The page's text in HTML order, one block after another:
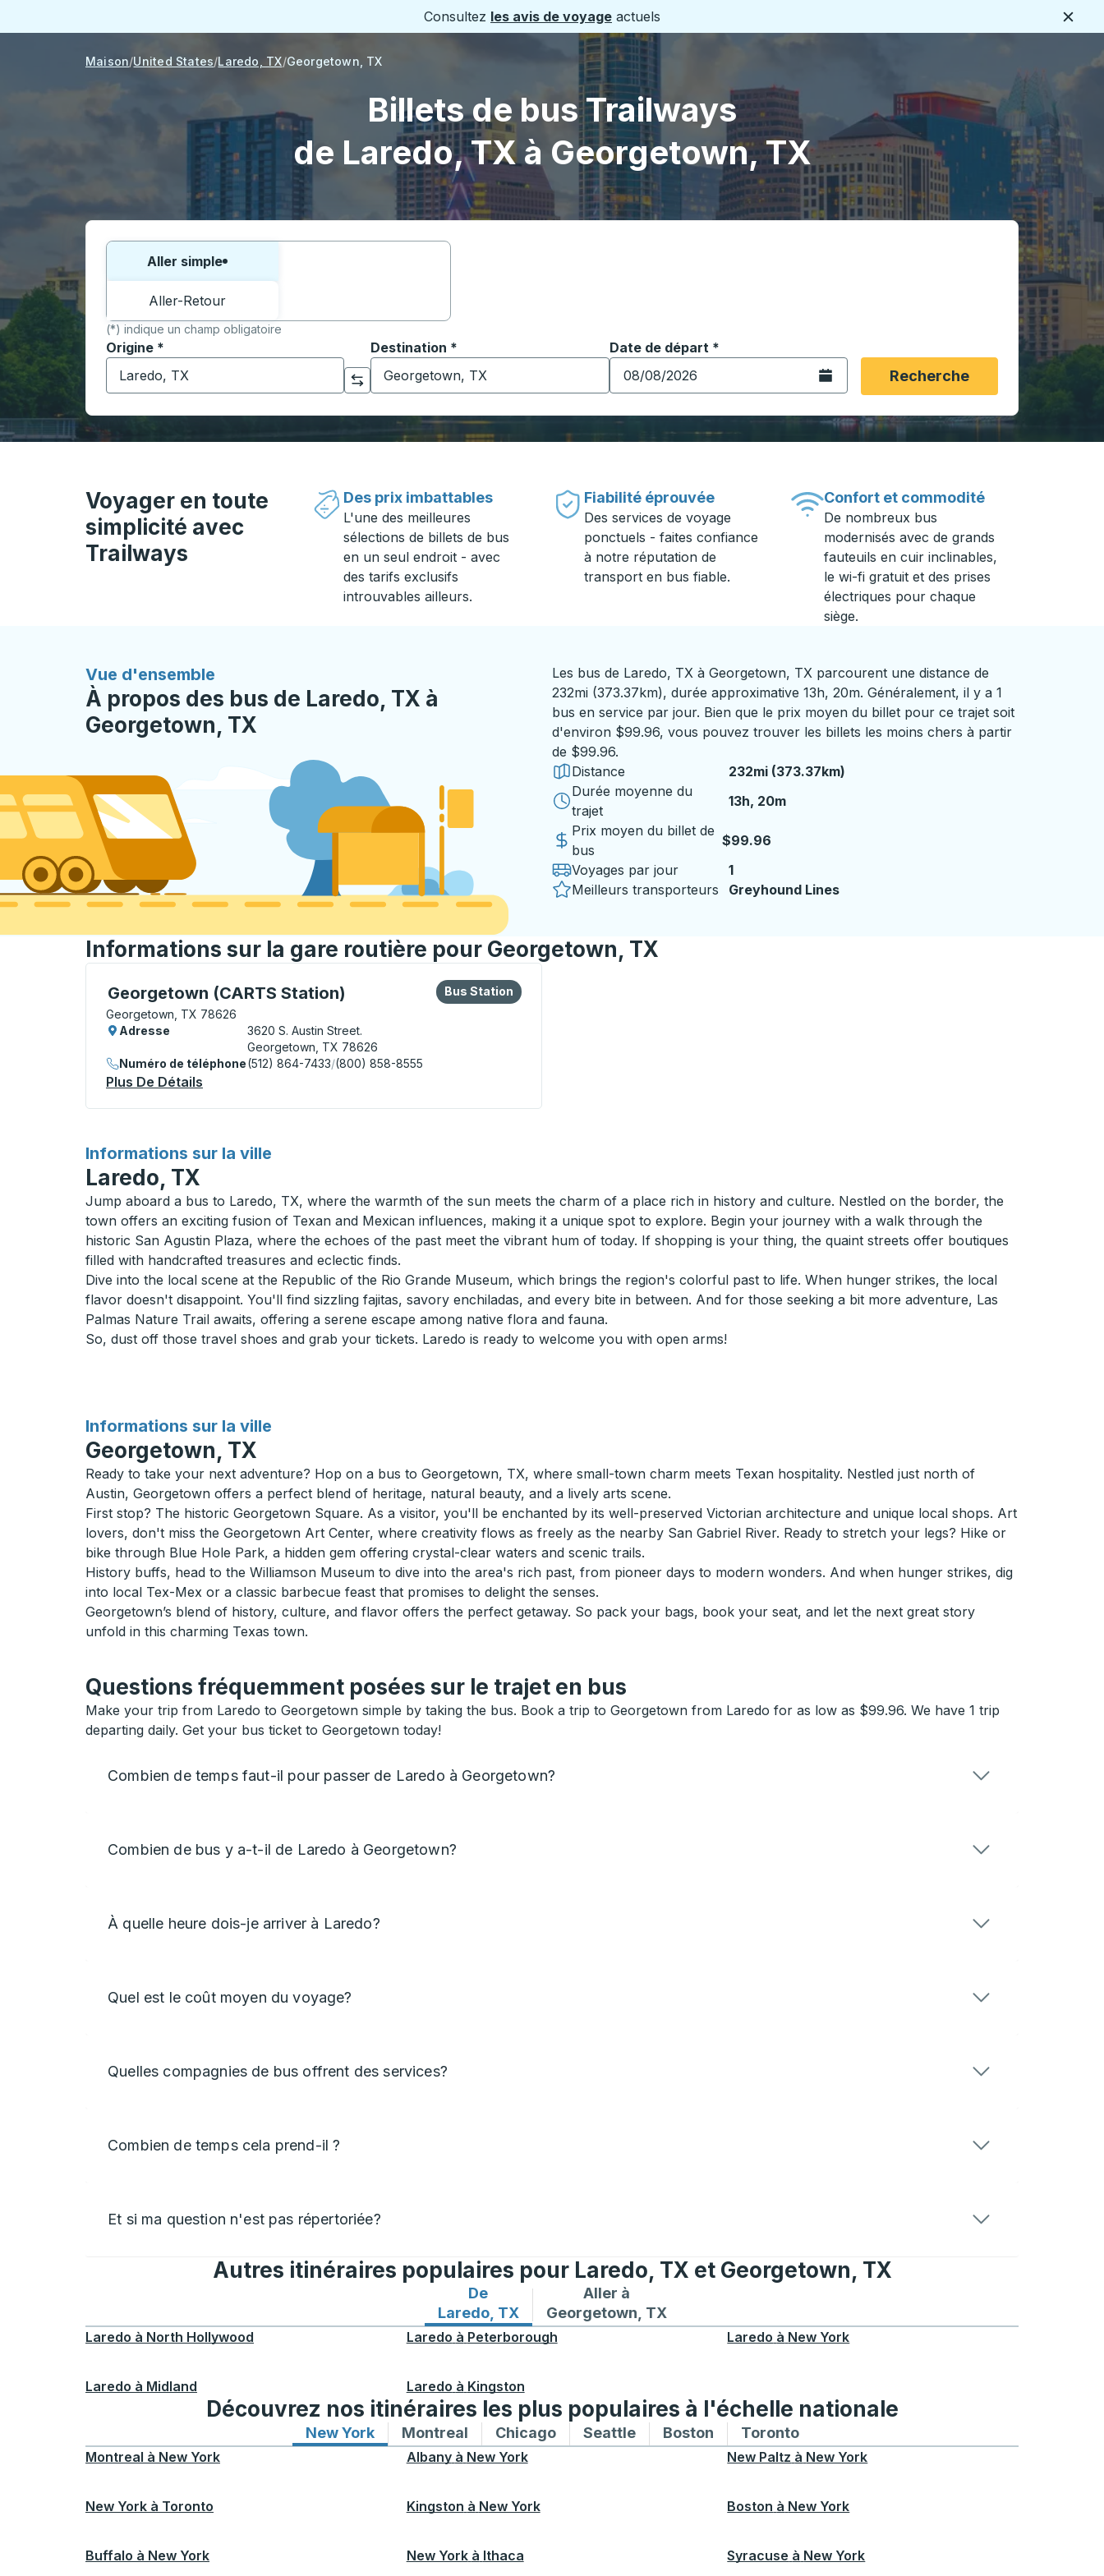
Consultez les avis de voyage actuels
Maison United States Laredo, TX Georgetown, TX
Billets de bus Trailways
de Laredo, TX à Georgetown, TX
Choisissez un sens ou un aller-retour:
Aller simple
Aller-Retour
(*) indique un champ obligatoire
Origine *
Commencez à saisir la ville d'origine pour ouvrir les options de localisation, puis utilisez les touches fléchées pour accéder à la ville d'origine souhaitée, puis
Cliquez pour changer vos sélections d'origine et de destination
Destination *
Commencez à saisir la ville de destination pour ouvrir les options de localisation, puis utilisez les touches fléchées
Date de départ *
Tapez la date au format date Barre oblique du mois à 2 chiffres Barre
Ouvrez le calendrier.Recherche
Voyager en toute
simplicité avec
Trailways
Des prix imbattables
L'une des meilleures
sélections de billets de bus
en un seul endroit - avec
des tarifs exclusifs
introuvables ailleurs.
Fiabilité éprouvée
Des services de voyage
ponctuels - faites confiance
à notre réputation de
transport en bus fiable.
Confort et commodité
De nombreux bus
modernisés avec de grands
fauteuils en cuir inclinables,
le wi-fi gratuit et des prises
électriques pour chaque
siège.
Vue d'ensemble
À propos des bus de Laredo, TX à
Georgetown, TX
Les bus de Laredo, TX à Georgetown, TX parcourent une distance de
232mi (373.37km), durée approximative 13h, 20m. Généralement, il y a 1
bus en service par jour. Bien que le prix moyen du billet pour ce trajet soit
d'environ $99.96, vous pouvez trouver les billets les moins chers à partir
de $99.96.
Distance
232mi (373.37km)
Durée moyenne du
trajet
13 heures 20 minutes
13h, 20m
Prix moyen du billet de
bus
$99.96
Voyages par jour
1
Meilleurs transporteurs
Greyhound Lines
Informations sur la gare routière pour Georgetown, TX
Georgetown (CARTS Station)
Bus Station, utilisez les touches fléchées ou la touche Tab pour en savoir plus sur cette gare routière
Georgetown, TX 78626
Bus Station
Bus Station
Adresse
3620 S. Austin Street.
Georgetown, TX 78626
Numéro de téléphone(512) 864-7433/(800) 858-8555
Plus De Détails
Informations sur la ville
pour
Laredo, TX
Jump aboard a bus to Laredo, TX, where the warmth of the sun meets the charm of a place rich in history and culture. Nestled on the border, the
town offers an exciting fusion of Texan and Mexican influences, making it a unique spot to explore. Begin your journey with a walk through the
historic San Agustin Plaza, where the echoes of the past meet the vibrant hum of today. If shopping is your thing, the quaint streets offer boutiques
filled with handcrafted treasures and eclectic finds.
Dive into the local scene at the Republic of the Rio Grande Museum, which brings the region's colorful past to life. When hunger strikes, the local
flavor doesn't disappoint. You'll find sizzling fajitas, savory enchiladas, and every bite in between. And for those seeking a bit more adventure, Las
Palmas Nature Trail awaits, offering a serene escape among native flora and fauna.
So, dust off those travel shoes and grab your tickets. Laredo is ready to welcome you with open arms!
Informations sur la ville
pour
Georgetown, TX
Ready to take your next adventure? Hop on a bus to Georgetown, TX, where small-town charm meets Texan hospitality. Nestled just north of
Austin, Georgetown offers a perfect blend of heritage, natural beauty, and a lively arts scene.
First stop? The historic Georgetown Square. As a visitor, you'll be enchanted by its well-preserved Victorian architecture and unique local shops. Art
lovers, don't miss the Georgetown Art Center, where creativity flows as freely as the nearby San Gabriel River. Ready to stretch your legs? Hike or
bike through Blue Hole Park, a hidden gem offering crystal-clear waters and scenic trails.
History buffs, head to the Williamson Museum to dive into the area's rich past, from pioneer days to modern wonders. And when hunger strikes, dig
into local Tex-Mex or a classic barbecue feast that promises to delight the senses.
Georgetown’s blend of history, culture, and flavor offers the perfect getaway. So pack your bags, book your seat, and let the next great story
unfold in this charming Texas town.
Questions fréquemment posées sur le trajet en bus
Make your trip from Laredo to Georgetown simple by taking the bus. Book a trip to Georgetown from Laredo for as low as $99.96. We have 1 trip
departing daily. Get your bus ticket to Georgetown today!
Combien de temps faut-il pour passer de Laredo à Georgetown?
Combien de bus y a-t-il de Laredo à Georgetown?
À quelle heure dois-je arriver à Laredo?
Quel est le coût moyen du voyage?
Quelles compagnies de bus offrent des services?
Combien de temps cela prend-il ?
Et si ma question n'est pas répertoriée?
Autres itinéraires populaires pour Laredo, TX et Georgetown, TX
De
Laredo, TX
Itinéraires de bus depuis Laredo, TX
Aller à
Georgetown, TX
Itinéraires de bus vers Georgetown, TX
Laredo à North Hollywood Laredo à Peterborough Laredo à New York
Laredo à Midland Laredo à Kingston
Découvrez nos itinéraires les plus populaires à l'échelle nationale
New YorkItinéraires de bus vers et depuis New York
Montreal Itinéraires de bus vers et depuis Montreal
ChicagoItinéraires de bus vers et depuis Chicago
SeattleItinéraires de bus vers et depuis Seattle
Boston Itinéraires de bus vers et depuis Boston
TorontoItinéraires de bus vers et depuis Toronto
Montreal à New York Albany à New York New Paltz à New York
New York à Toronto Kingston à New York Boston à New York
Buffalo à New York New York à Ithaca Syracuse à New York